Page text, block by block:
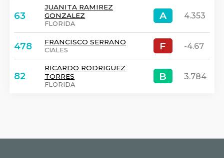
63
JUANITA RAMIREZ
GONZALEZ
FLORIDA
A
A 4.353
478 FRANCISCO SERRANO
CIALES F
F -4.67
82
RICARDO RODRIGUEZ
TORRES
FLORIDA
B
B 3.784